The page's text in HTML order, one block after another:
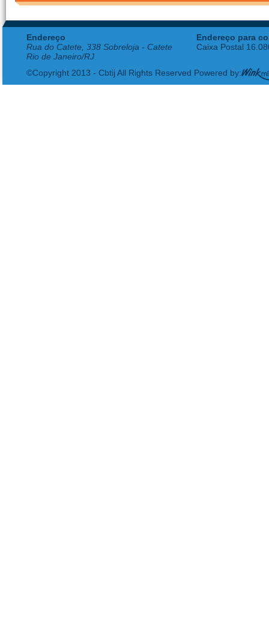
Endereço
Rua do Catete, 338 Sobreloja - Catete
Rio de Janeiro/RJ
Endereço para
Caixa Postal
©Copyright 2013 - Cbtij All Rights Reserved Powered by: